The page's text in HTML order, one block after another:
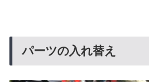
パーツの入れ替え